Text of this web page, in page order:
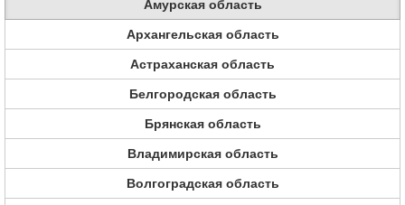
Амурская область
Архангельская область
Астраханская область
Белгородская область
Брянская область
Владимирская область
Волгоградская область